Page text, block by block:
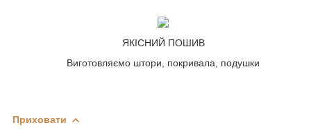
ЯКІСНИЙ ПОШИВ
Виготовляємо штори, покривала, подушки
Приховати